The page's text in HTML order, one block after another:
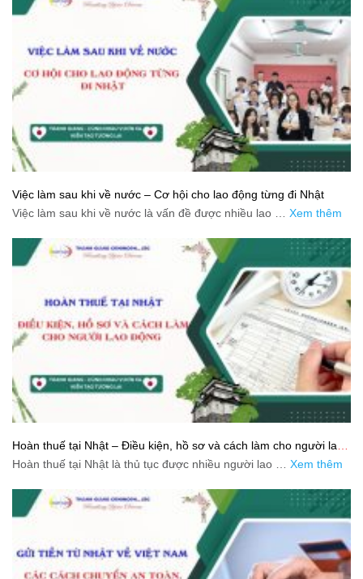
Việc làm sau khi về nước – Cơ hội cho lao động từng đi Nhật
Việc làm sau khi về nước là vấn đề được nhiều lao … Xem thêm
Hoàn thuế tại Nhật – Điều kiện, hồ sơ và cách làm cho người lao
động
Hoàn thuế tại Nhật là thủ tục được nhiều người lao … Xem thêm